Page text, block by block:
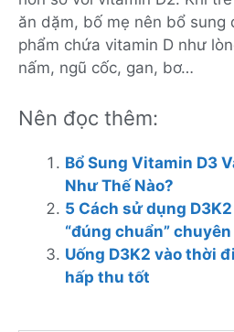
ăn dặm, bố mẹ nên bổ sung
phẩm chứa vitamin D như
nấm, ngũ cốc, gan, bơ…
Nên đọc thêm:
Bổ Sung Vitamin D3
Như Thế Nào?
5 Cách sử dụng
“đúng chuẩn”
Uống D3K2 vào thời
hấp thu tốt